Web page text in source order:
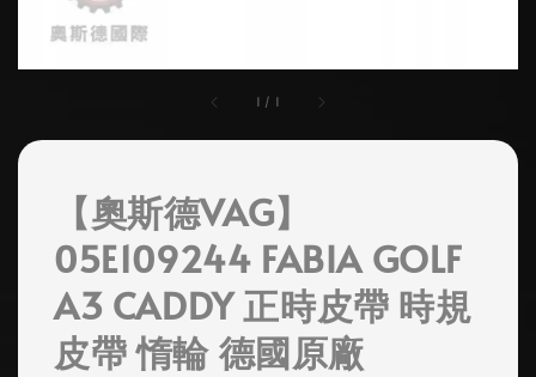
1 / 1
【奧斯德VAG】
05E109244 FABIA GOLF
A3 CADDY 正時皮帶 時規
皮帶 惰輪 德國原廠